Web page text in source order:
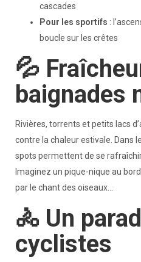
cascades
Pour les sportifs :
boucle sur les crêtes
💦
baignades
Rivières, torrents et petits lacs
contre la chaleur estivale. Dans le
spots permettent de se
Imaginez un pique-nique au
par le chant des oiseaux…
🚴 Un
cyclistes